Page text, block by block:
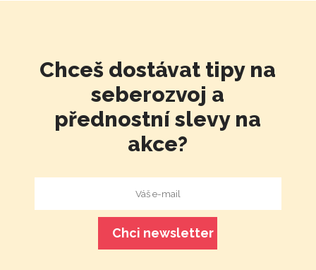
Chceš dostávat tipy na
seberozvoj a
přednostní slevy na
akce?